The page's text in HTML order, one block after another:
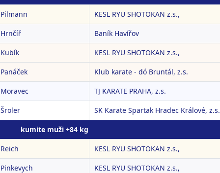
Pilmann KESL RYU SHOTOKAN z.s.,
Hrnčíř Baník Havířov
Kubík KESL RYU SHOTOKAN z.s.,
Panáček Klub karate - dó Bruntál, z.s.
Moravec TJ KARATE PRAHA, z.s.
Šroler SK Karate Spartak Hradec Králové, z.s.
kumite muži +84 kg
Reich KESL RYU SHOTOKAN z.s.,
Pinkevych KESL RYU SHOTOKAN z.s.,